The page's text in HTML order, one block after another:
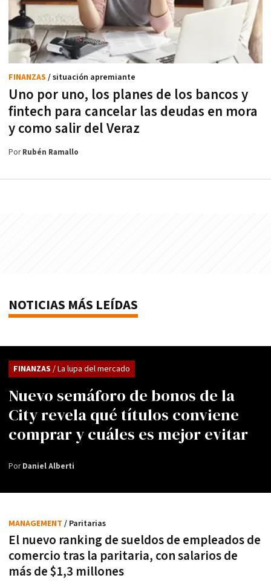
Uno por uno, los planes de los bancos y
fintech para cancelar las deudas en mora
y como salir del Veraz
FINANZAS / situación apremiante
PorRubén Ramallo
NOTICIAS MÁS LEÍDAS
Nuevo semáforo de bonos de la
City revela qué títulos conviene
comprar y cuáles es mejor evitar
FINANZAS / La lupa del mercado
PorDaniel Alberti
El nuevo ranking de sueldos de empleados de
comercio tras la paritaria, con salarios de
más de $1,3 millones
MANAGEMENT / Paritarias